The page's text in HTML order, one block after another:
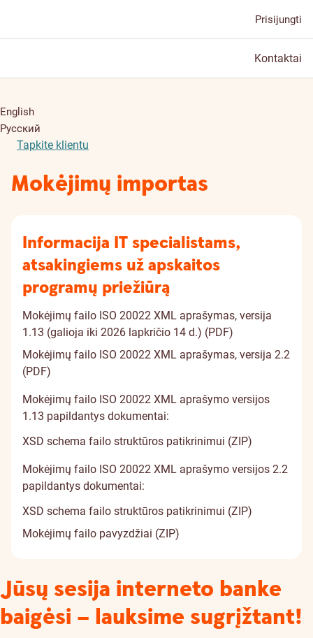
Prisijungti
Kontaktai
English
Русский
Tapkite klientu
Mokėjimų importas
Informacija IT specialistams,
atsakingiems už apskaitos
programų priežiūrą
Mokėjimų failo ISO 20022 XML aprašymas, versija
1.13 (galioja iki 2026 lapkričio 14 d.) (PDF)
Mokėjimų failo ISO 20022 XML aprašymas, versija 2.2
(PDF)
Mokėjimų failo ISO 20022 XML aprašymo versijos
1.13 papildantys dokumentai:
XSD schema failo struktūros patikrinimui (ZIP)
Mokėjimų failo ISO 20022 XML aprašymo versijos 2.2
papildantys dokumentai:
XSD schema failo struktūros patikrinimui (ZIP)
Mokėjimų failo pavyzdžiai (ZIP)
Jūsų sesija interneto banke
baigėsi – lauksime sugrįžtant!